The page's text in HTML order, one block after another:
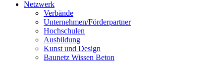
Netzwerk
Verbände
Unternehmen/Förderpartner
Hochschulen
Ausbildung
Kunst und Design
Baunetz Wissen Beton